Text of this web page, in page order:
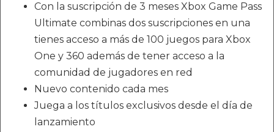
Con la suscripción de 3 meses Xbox Game Pass
Ultimate combinas dos suscripciones en una
tienes acceso a más de 100 juegos para Xbox
One y 360 además de tener acceso a la
comunidad de jugadores en red
Nuevo contenido cada mes
Juega a los títulos exclusivos desde el día de
lanzamiento